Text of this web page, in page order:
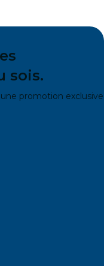
sois.
promotion exclusive